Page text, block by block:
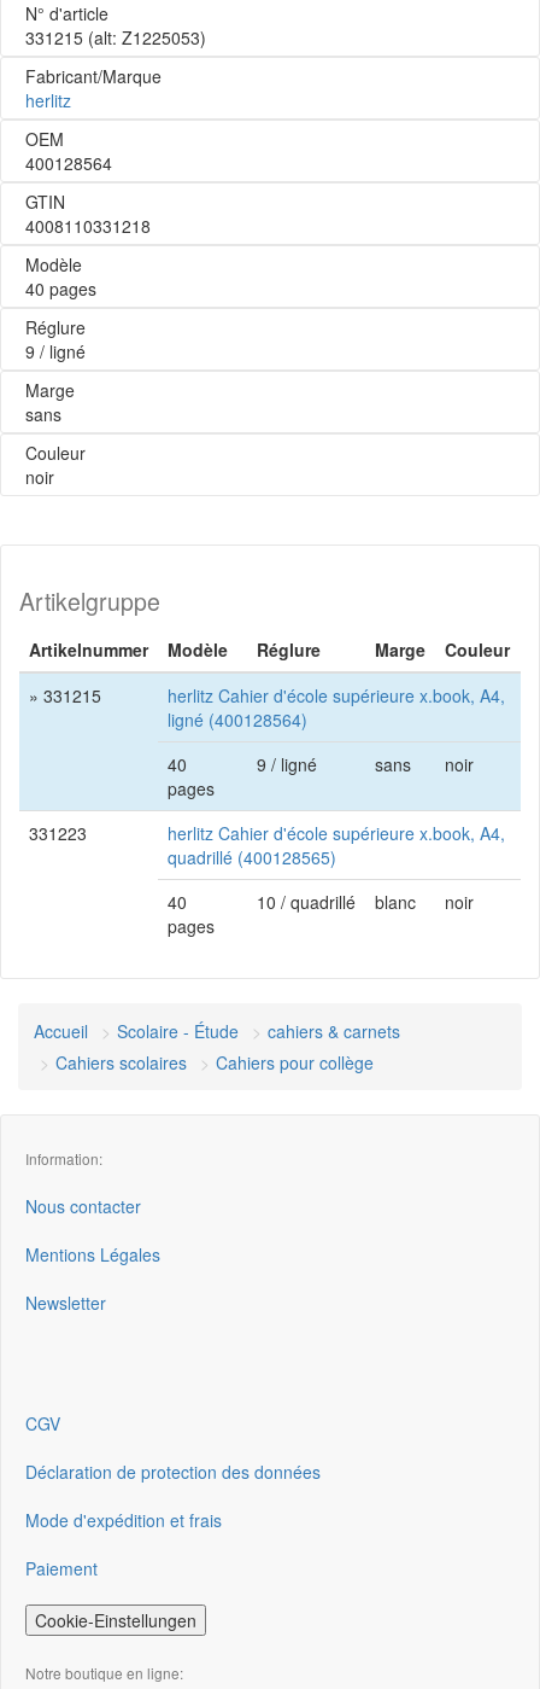
N° d'article
331215 (alt: Z1225053)
Fabricant/Marque
herlitz
OEM
400128564
GTIN
4008110331218
Modèle
40 pages
Réglure
9 / ligné
Marge
sans
Couleur
noir
Artikelgruppe
Artikelnummer Modèle Réglure Marge
Couleur
» 331215
herlitz Cahier d'école supérieure x.book, A4,
ligné (400128564)
40
pages
9 / ligné sans noir
331223
herlitz Cahier d'école supérieure x.book, A4,
quadrillé (400128565)
40
pages
10 / quadrillé blanc noir
Accueil Scolaire - Étude
cahiers & carnets
Cahiers scolaires
Cahiers pour collège
Information:
Nous contacter
Mentions Légales
Newsletter
CGV
Déclaration de protection des données
Mode d'expédition et frais
Paiement
Cookie-Einstellungen
Notre boutique en ligne: